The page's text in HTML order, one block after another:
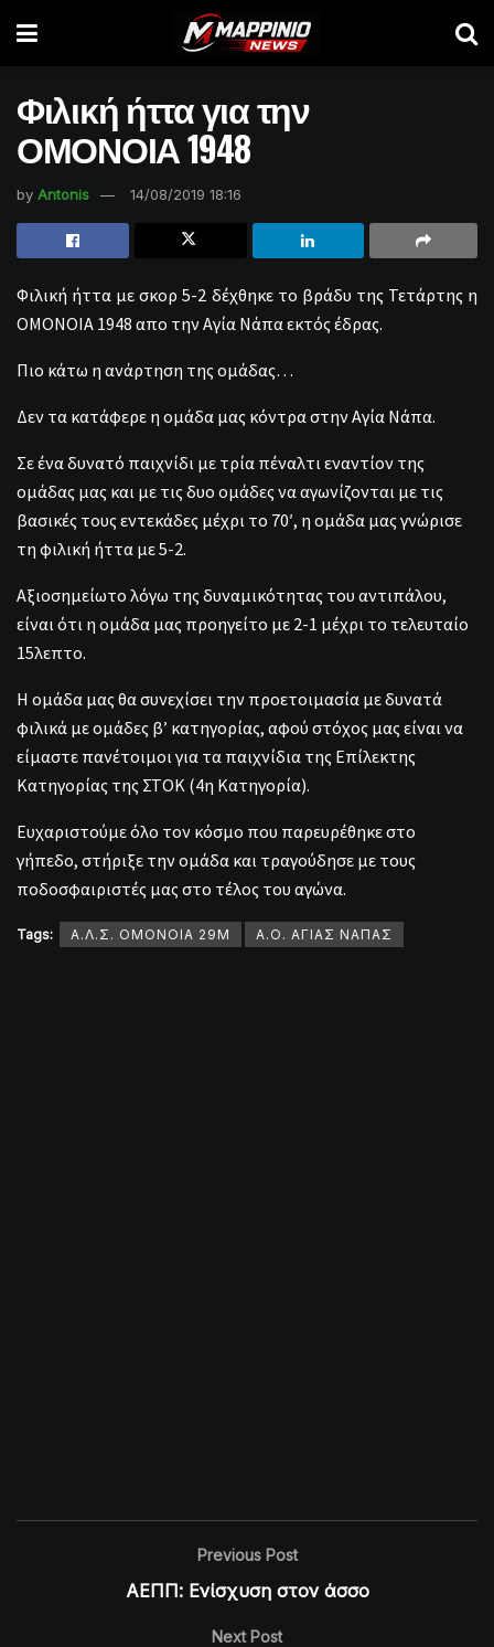
Φιλική ήττα για την
ΟΜΟΝΟΙΑ 1948
by Antonis 14/08/2019 18:16
Φιλική ήττα με σκορ 5-2 δέχθηκε το βράδυ της Τετάρτης η
ΟΜΟΝΟΙΑ 1948 απο την Αγία Νάπα εκτός έδρας.
Πιο κάτω η ανάρτηση της ομάδας…
Δεν τα κατάφερε η ομάδα μας κόντρα στην Αγία Νάπα.
Σε ένα δυνατό παιχνίδι με τρία πέναλτι εναντίον της
ομάδας μας και με τις δυο ομάδες να αγωνίζονται με τις
βασικές τους εντεκάδες μέχρι το 70′, η ομάδα μας γνώρισε
τη φιλική ήττα με 5-2.
Αξιοσημείωτο λόγω της δυναμικότητας του αντιπάλου,
είναι ότι η ομάδα μας προηγείτο με 2-1 μέχρι το τελευταίο
15λεπτο.
Η ομάδα μας θα συνεχίσει την προετοιμασία με δυνατά
φιλικά με ομάδες β’ κατηγορίας, αφού στόχος μας είναι να
είμαστε πανέτοιμοι για τα παιχνίδια της Επίλεκτης
Κατηγορίας της ΣΤΟΚ (4η Κατηγορία).
Ευχαριστούμε όλο τον κόσμο που παρευρέθηκε στο
γήπεδο, στήριξε την ομάδα και τραγούδησε με τους
ποδοσφαιριστές μας στο τέλος του αγώνα.
Tags: Α.Λ.Σ. ΟΜΟΝΟΙΑ 29Μ Α.Ο. ΑΓΙΑΣ ΝΑΠΑΣ
Previous Post
ΑΕΠΠ: Ενίσχυση στον άσσο
Next Post